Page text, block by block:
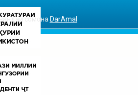
сомона DarAmal